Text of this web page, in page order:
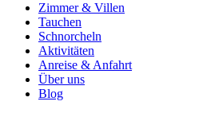
Zimmer & Villen
Tauchen
Schnorcheln
Aktivitäten
Anreise & Anfahrt
Über uns
Blog